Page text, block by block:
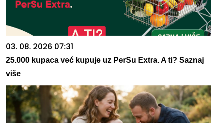
03. 08. 2026 07:31
25.000 kupaca već kupuje uz PerSu Extra. A ti? Saznaj
više